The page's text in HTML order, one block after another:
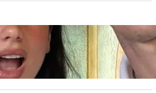
rrëfen atmosferën në dasmën e
“Një event gjigant me emra